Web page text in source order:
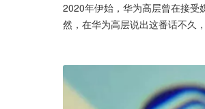
2020年伊始，华为高层曾在接受
然，在华为高层说出这番话不久